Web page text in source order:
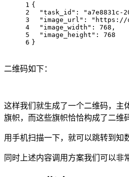
1
2
3
4
5
6
{
"task_id" :
"a7e8831c-
"image_url" :
"https://
"image_width" : 768 ,
"image_height" : 768
}
二维码如下：
这样我们就生成了一个二维码，主
旗帜，而这些旗帜恰恰构成了二维
用手机扫描一下，就可以跳转到知
同时上述内容调用方案我们可以非